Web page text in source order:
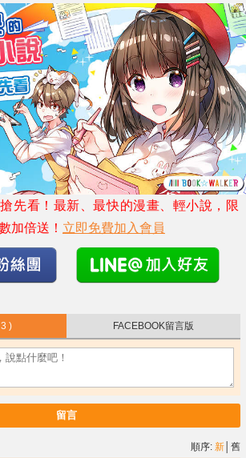
先看！最新、最快的漫畫、輕小說，限
加倍送！ 立即免費加入會員
) FACEBOOK留言版
留言
順序:新 │舊